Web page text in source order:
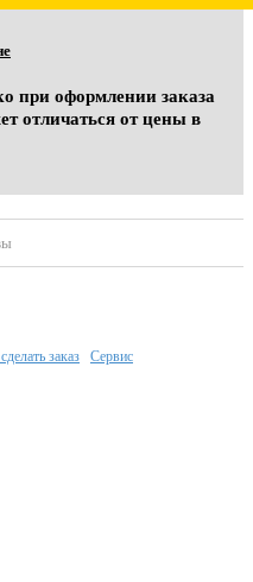
при оформлении заказа
отличаться от цены в
заказ Сервис